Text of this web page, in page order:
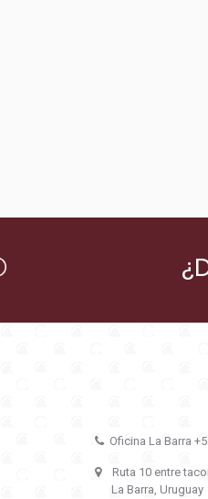
Oficina La Barra
Ruta 10 entre
La Barra, Uruguay